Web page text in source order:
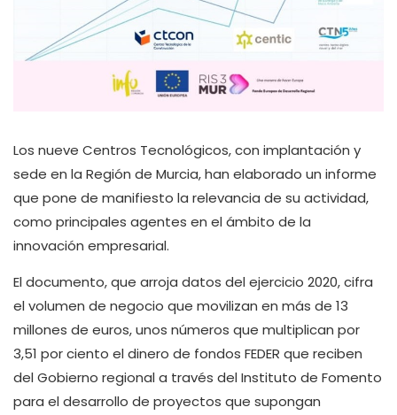
Los nueve Centros Tecnológicos, con implantación y
sede en la Región de Murcia, han elaborado un informe
que pone de manifiesto la relevancia de su actividad,
como principales agentes en el ámbito de la
innovación empresarial.
El documento, que arroja datos del ejercicio 2020, cifra
el volumen de negocio que movilizan en más de 13
millones de euros, unos números que multiplican por
3,51 por ciento el dinero de fondos FEDER que reciben
del Gobierno regional a través del Instituto de Fomento
para el desarrollo de proyectos que supongan